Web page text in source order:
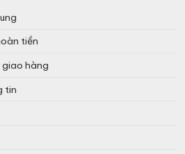
tiền
giao hàng
tin